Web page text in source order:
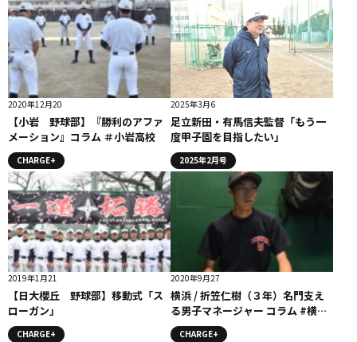
2020年12月20
【小岩 野球部】『勝利のアファ
メーション』コラム ＃小岩高校
CHARGE+
2025年3月6
足立新田・有馬信夫監督「もう一
度甲子園を目指したい」
2025年2月号
2019年1月21
【日大櫻丘 野球部】移動式「ス
ローガン」
CHARGE+
2020年9月27
横浜 / 折笠仁樹（３年）名門支え
る男子マネージャー コラム #横浜
高校
CHARGE+